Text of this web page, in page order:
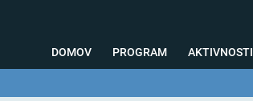
DOMOV PROGRAM AKTIVNOSTI